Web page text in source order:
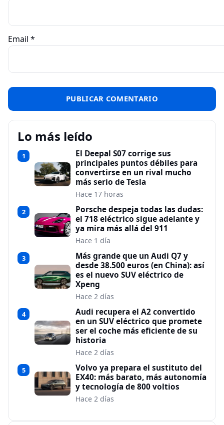
Email *
Lo más leído
1
El Deepal S07 corrige sus
principales puntos débiles para
convertirse en un rival mucho
más serio de Tesla
Hace 17 horas
2
Porsche despeja todas las dudas:
el 718 eléctrico sigue adelante y
ya mira más allá del 911
Hace 1 día
3
Más grande que un Audi Q7 y
desde 38.500 euros (en China): así
es el nuevo SUV eléctrico de
Xpeng
Hace 2 días
4
Audi recupera el A2 convertido
en un SUV eléctrico que promete
ser el coche más eficiente de su
historia
Hace 2 días
5
Volvo ya prepara el sustituto del
EX40: más barato, más autonomía
y tecnología de 800 voltios
Hace 2 días